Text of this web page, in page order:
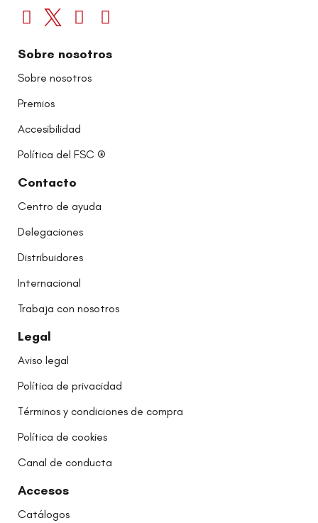
Sobre nosotros
Sobre nosotros
Premios
Accesibilidad
Política del FSC ®
Contacto
Centro de ayuda
Delegaciones
Distribuidores
Internacional
Trabaja con nosotros
Legal
Aviso legal
Política de privacidad
Términos y condiciones de compra
Política de cookies
Canal de conducta
Accesos
Catálogos